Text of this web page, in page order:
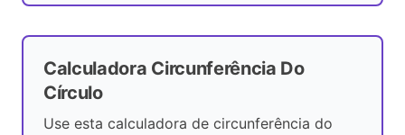
Calculadora Circunferência Do
Círculo
Use esta calculadora de circunferência do